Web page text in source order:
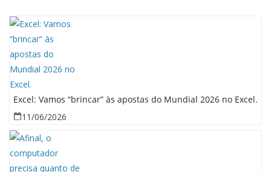
Excel: Vamos “brincar” às apostas do Mundial 2026 no Excel.
11/06/2026